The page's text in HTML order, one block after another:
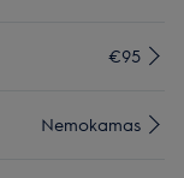
€95
Nemokamas